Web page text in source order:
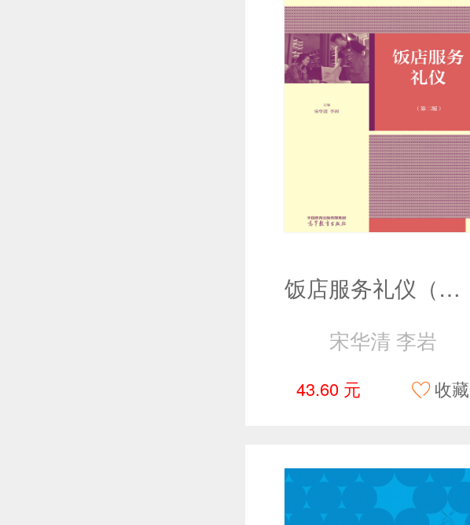
饭店服务礼仪（第二版）
宋华清 李岩
43.60 元 收藏